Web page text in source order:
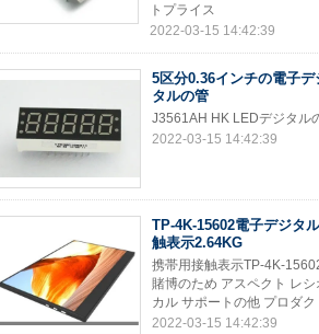
トプライス
2022-03-15 14:42:39
5区分0.36インチの電子
タルの管
J3561AH HK LEDデジタル
2022-03-15 14:42:39
TP-4K-15602電子デジタ
触表示2.64KG
携帯用接触表示TP-4K-
賭博のため アスペクト レ
カル サポートの他 プロダ
2022-03-15 14:42:39